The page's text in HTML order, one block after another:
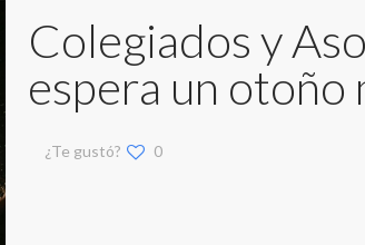
Colegiados y
espera un otoño
¿Te gustó? 0